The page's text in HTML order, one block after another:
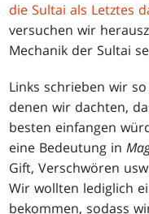
die Sultai als Letztes
versuchen wir
Mechanik der Sultai
Links schrieben wir
denen wir dachten,
besten einfangen
eine Bedeutung in
Gift, Verschwören
Wir wollten lediglich
bekommen, sodass